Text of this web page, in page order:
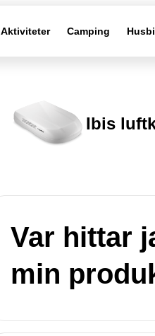
Aktiviteter Camping
Ibis
Var hittar
min